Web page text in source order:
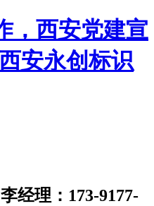
李经理：173-9177-